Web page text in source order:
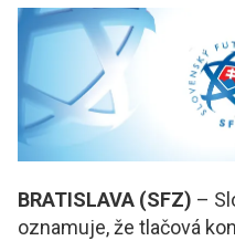
BRATISLAVA (SFZ) –
oznamuje, že tlačová